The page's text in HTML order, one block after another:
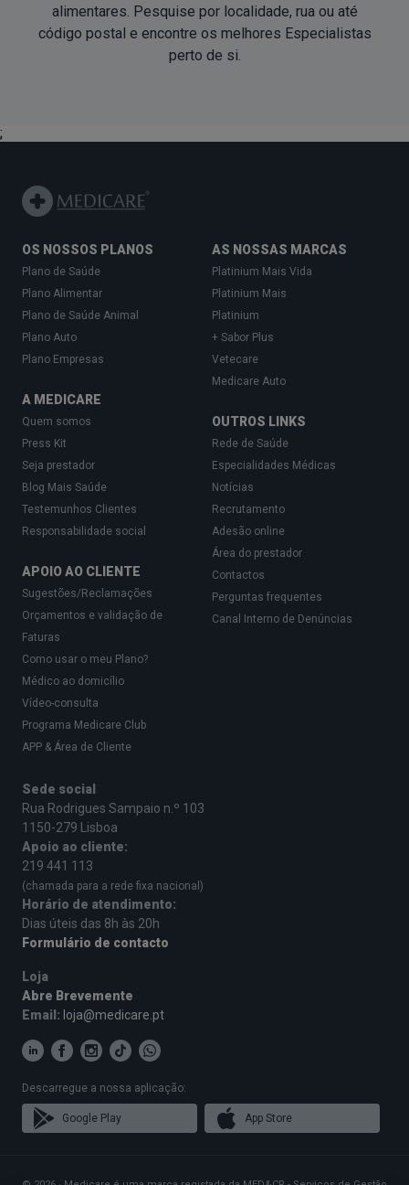
alimentares. Pesquise por localidade, rua ou até
código postal e encontre os melhores Especialistas
perto de si.
;
OS NOSSOS PLANOS
Plano de Saúde
Plano Alimentar
Plano de Saúde Animal
Plano Auto
Plano Empresas
A MEDICARE
Quem somos
Press Kit
Seja prestador
Blog Mais Saúde
Testemunhos Clientes
Responsabilidade social
APOIO AO CLIENTE
Sugestões/Reclamações
Orçamentos e validação de
Faturas
Como usar o meu Plano?
Médico ao domicílio
Vídeo-consulta
Programa Medicare Club
APP & Área de Cliente
AS NOSSAS MARCAS
Platinium Mais Vida
Platinium Mais
Platinium
+ Sabor Plus
Vetecare
Medicare Auto
OUTROS LINKS
Rede de Saúde
Especialidades Médicas
Notícias
Recrutamento
Adesão online
Área do prestador
Contactos
Perguntas frequentes
Canal Interno de Denúncias
Sede social
Rua Rodrigues Sampaio n.º 103
1150-279 Lisboa
Apoio ao cliente:
219 441 113
(chamada para a rede fixa nacional)
Horário de atendimento:
Dias úteis das 8h às 20h
Formulário de contacto
Loja
Abre Brevemente
Email: loja@medicare.pt
Descarregue a nossa aplicação:
Google Play App Store